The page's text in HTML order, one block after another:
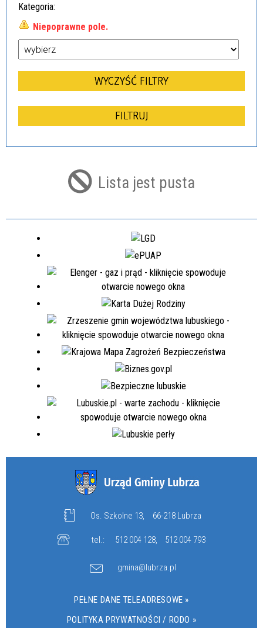
Kategoria
Niepoprawne pole.
Lista jest pusta
Os. Szkolne 13, 66-218 Lubrza
tel.: 512 004 128, 512 004 793
gmina@lubrza.pl
PEŁNE DANE TELEADRESOWE »
POLITYKA PRYWATNOŚCI / RODO »